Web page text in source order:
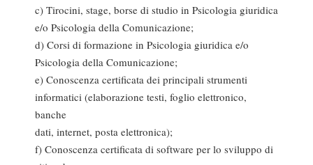
c) Tirocini, stage, borse di studio in Psicologia giuridica
e/o Psicologia della Comunicazione;
d) Corsi di formazione in Psicologia giuridica e/o
Psicologia della Comunicazione;
e) Conoscenza certificata dei principali strumenti
informatici (elaborazione testi, foglio elettronico,
banche
dati, internet, posta elettronica);
f) Conoscenza certificata di software per lo sviluppo di